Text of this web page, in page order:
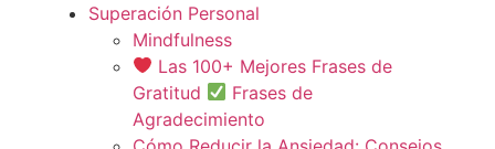
Superación Personal
Mindfulness
Las 100+ Mejores Frases de
Gratitud
Frases de
Agradecimiento